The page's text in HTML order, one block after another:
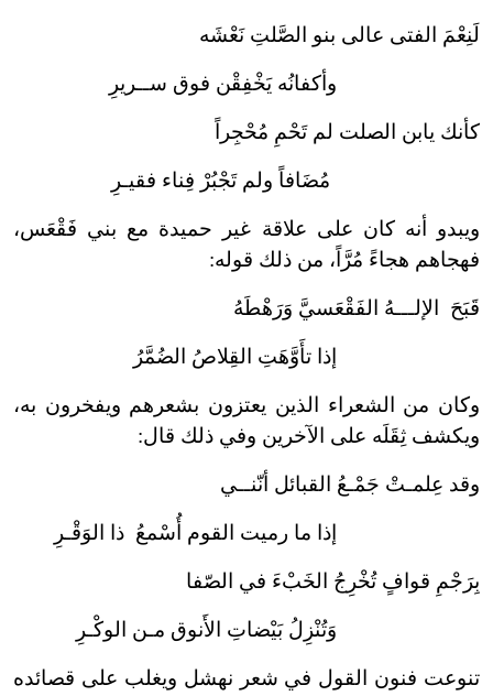
لَنِعْمَ الفتى عالى بنو الصَّلتِ نَعْشَه
وأكفانُه يَخْفِقْن فوق ســريرِ
كأنك يابن الصلت لم تَحْمِ مُحْجِراً
مُضَافاً ولم تَجْبُرْ فِناء فقيـرِ
ويبدو أنه كان على علاقة غير حميدة مع بني فَقْعَس،
فهجاهم هجاءً مُرَّاً، من ذلك قوله:
قَبَحَ الإلـــهُ الفَقْعَسيَّ وَرَهْطَهُ
إذا تأَوَّهَتِ القِلاصُ الضُمَّرُ
وكان من الشعراء الذين يعتزون بشعرهم ويفخرون به،
ويكشف ثِقَلَه على الآخرين وفي ذلك قال:
وقد عِلمـتْ جَمْـعُ القبائل أنّنــي
إذا ما رميت القوم أُسْمعُ ذا الوَقْـرِ
بِرَجْمِ قوافٍ تُخْرِجُ الخَبْءَ في الصّفا
وَتُنْزِلُ بَيْضاتِ الأَنوق مـن الوكْـرِ
تنوعت فنون القول في شعر نهشل ويغلب على قصائده